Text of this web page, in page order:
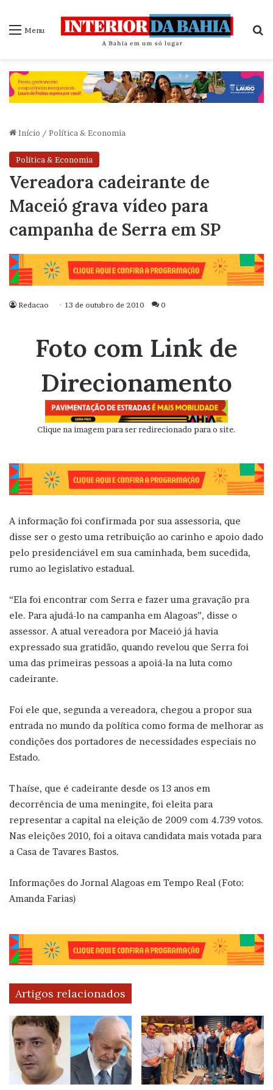
Menu
Início / Política & Economia
Política & Economia
Vereadora cadeirante de
Maceió grava vídeo para
campanha de Serra em SP
Redacao 13 de outubro de 2010 0
Foto com Link de
Direcionamento
Clique na imagem para ser redirecionado para o site.
A informação foi confirmada por sua assessoria, que
disse ser o gesto uma retribuição ao carinho e apoio dado
pelo presidenciável em sua caminhada, bem sucedida,
rumo ao legislativo estadual.
“Ela foi encontrar com Serra e fazer uma gravação pra
ele. Para ajudá-lo na campanha em Alagoas”, disse o
assessor. A atual vereadora por Maceió já havia
expressado sua gratidão, quando revelou que Serra foi
uma das primeiras pessoas a apoiá-la na luta como
cadeirante.
Foi ele que, segunda a vereadora, chegou a propor sua
entrada no mundo da política como forma de melhorar as
condições dos portadores de necessidades especiais no
Estado.
Thaíse, que é cadeirante desde os 13 anos em
decorrência de uma meningite, foi eleita para
representar a capital na eleição de 2009 com 4.739 votos.
Nas eleições 2010, foi a oitava candidata mais votada para
a Casa de Tavares Bastos.
Informações do Jornal Alagoas em Tempo Real (Foto:
Amanda Farias)
Artigos relacionados